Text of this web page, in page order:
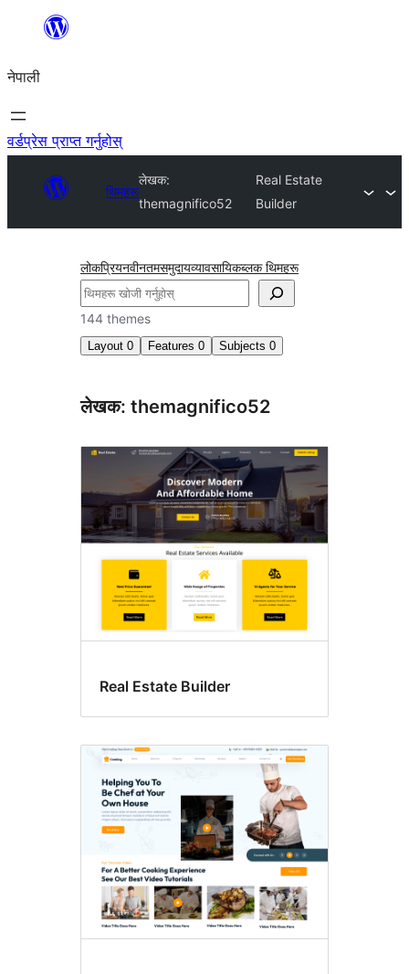
सामग्रीमा
नेपाली
वर्डप्रेस प्राप्त गर्नुहोस्
थिमहरू
लेखक:
themagnifico52
Real Estate
Builder
लोकप्रियनवीनतमसमुदायव्यावसायिकब्लक थिमहरू
खोज्नुहोस्
144 themes
Layout 0 Features 0 Subjects 0
लेखक: themagnifico52
Real Estate Builder